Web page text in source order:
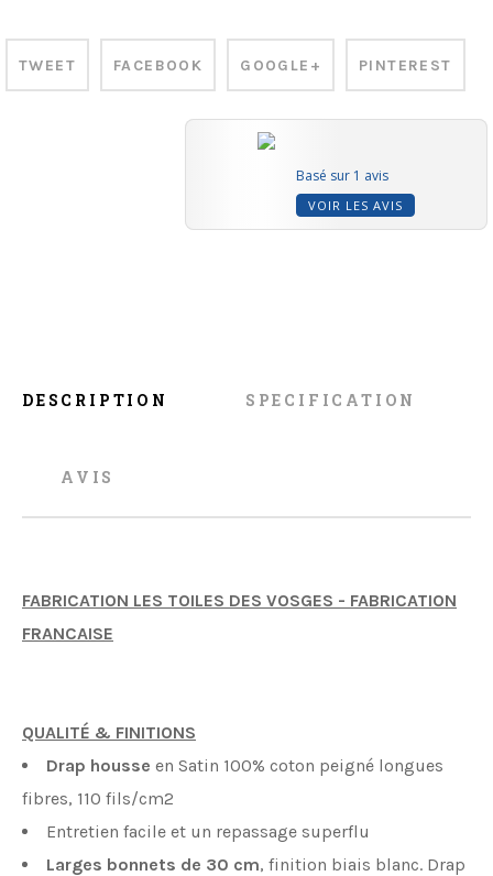
TWEET FACEBOOK GOOGLE+ PINTEREST
Basé sur 1 avis
VOIR LES AVIS
DESCRIPTION SPECIFICATION
AVIS
FABRICATION LES TOILES DES VOSGES - FABRICATION
FRANCAISE
QUALITÉ & FINITIONS
Drap housse en Satin 100% coton peigné longues
fibres, 110 fils/cm2
Entretien facile et un repassage superflu
Larges bonnets de 30 cm, finition biais blanc. Drap